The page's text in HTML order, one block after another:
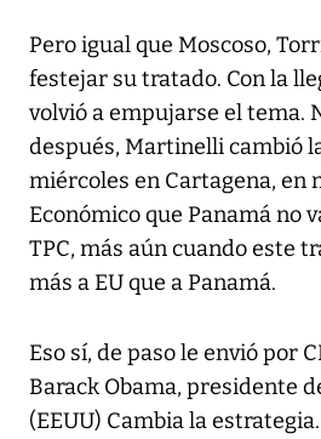
Pero igual que Moscoso,
festejar su tratado. Con la
volvió a empujarse el tema.
después, Martinelli cambió
miércoles en Cartagena, en
Económico que Panamá no
TPC, más aún cuando este
más a EU que a Panamá.
Eso sí, de paso le envió por
Barack Obama, presidente
(EEUU) Cambia la